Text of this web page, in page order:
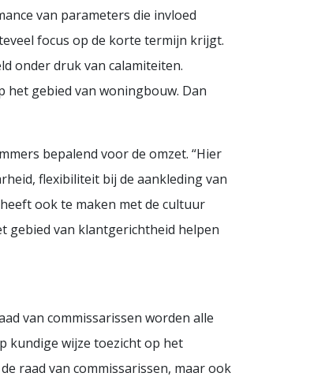
van parameters die invloed
focus op de korte termijn krijgt.
onder druk van calamiteiten.
gebied van woningbouw. Dan
bepalend voor de omzet. “Hier
flexibiliteit bij de aankleding van
ook te maken met de cultuur
gebied van klantgerichtheid helpen
van commissarissen worden alle
kundige wijze toezicht op het
raad van commissarissen, maar ook